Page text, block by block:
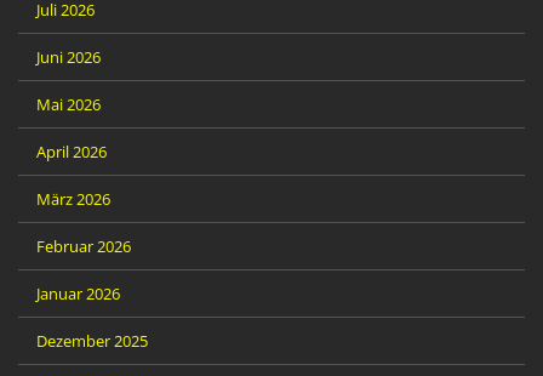
Juli 2026
Juni 2026
Mai 2026
April 2026
März 2026
Februar 2026
Januar 2026
Dezember 2025